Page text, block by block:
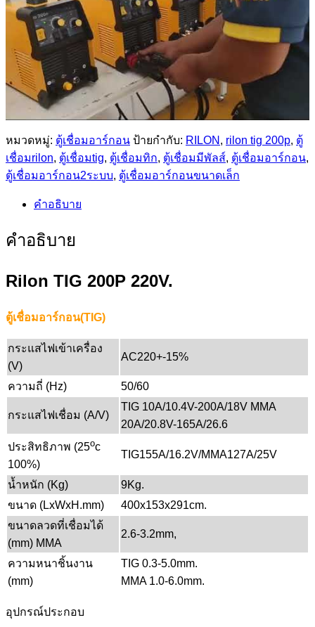
หมวดหมู่: ตู้เชื่อมอาร์กอน ป้ายกำกับ: RILON , rilon tig 200p, ตู้
เชื่อมrilon, ตู้เชื่อมtig, ตู้เชื่อมทิก, ตู้เชื่อมมีพัลส์, ตู้เชื่อมอาร์กอน,
ตู้เชื่อมอาร์กอน2ระบบ, ตู้เชื่อมอาร์กอนขนาดเล็ก
คำอธิบาย
คำอธิบาย
Rilon TIG 200P 220V.
ตู้เชื่อมอาร์กอน(TIG)
กระแสไฟเข้าเครื่อง
(V)
AC220+-15%
ความถี่ (Hz) 50/60
กระแสไฟเชื่อม (A/V)
TIG 10A/10.4V-200A/18V MMA
20A/20.8V-165A/26.6
ประสิทธิภาพ (25oc
100%)
TIG155A/16.2V/MMA127A/25V
น้ำหนัก (Kg)
9Kg.
ขนาด (LxWxH.mm)
400x153x291cm.
ขนาดลวดที่เชื่อมได้
(mm) MMA
2.6-3.2mm,
ความหนาชิ้นงาน
(mm)
TIG 0.3-5.0mm.
MMA 1.0-6.0mm.
อุปกรณ์ประกอบ